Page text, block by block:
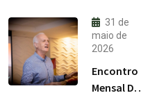
Pedrinha
RS /
Agosto
2026
31 de
maio de
2026
Encontro
Mensal Do